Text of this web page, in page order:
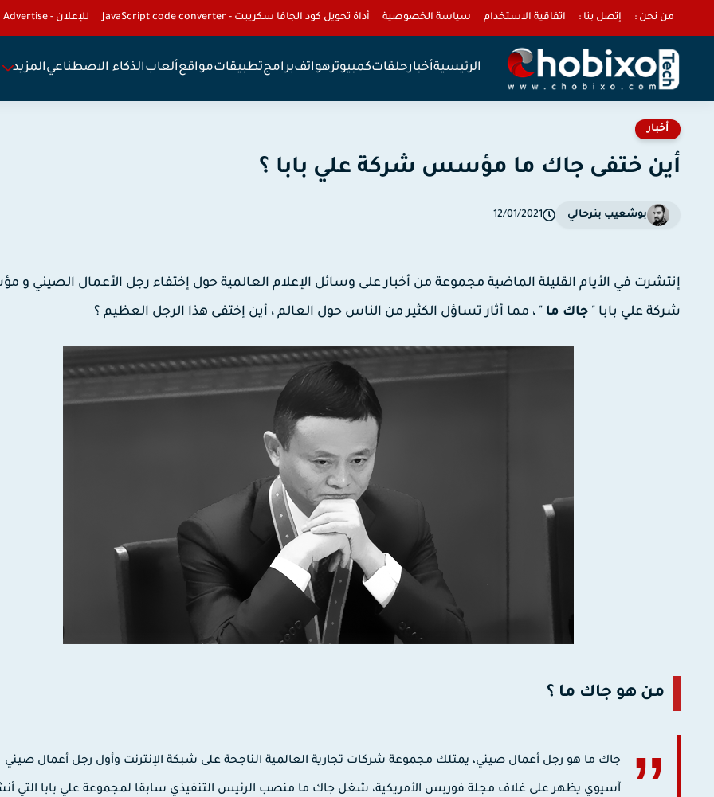
من نحن : إتصل بنا : اتفاقية الاستخدام سياسة الخصوصية أداة تحويل كود الجافا سكريبت - JavaScript code converter للإعلان - To Advertise
الرئيسيةأخبارحلقاتكمبيوترهواتفبرامجتطبيقاتمواقعألعابالذكاء الاصطناعيالمزيد
أخبار
أين ختفى جاك ما مؤسس شركة علي بابا ؟
بوشعيب بنرحالي 12/01/2021
إنتشرت في الأيام القليلة الماضية مجموعة من أخبار على وسائل الإعلام العالمية حول إختفاء رجل الأعمال الصيني
شركة علي بابا " جاك ما " ، مما أثار تساؤل الكثير من الناس حول العالم ، أين إختفى هذا الرجل العظيم ؟
من هو جاك ما ؟
جاك ما هو رجل أعمال صيني، يمتلك مجموعة شركات تجارية العالمية الناجحة على شبكة الإنترنت وأول رجل أعمال صيني
آسيوي يظهر على غلاف مجلة فوربس الأمريكية، شغل جاك ما منصب الرئيس التنفيذي سابقا لمجموعة علي بابا التي